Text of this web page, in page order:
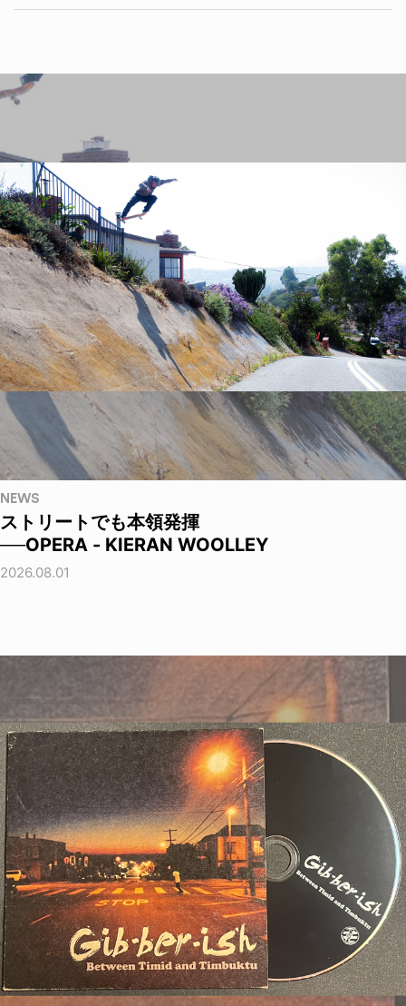
NEWS
ストリートでも本領発揮
──OPERA - KIERAN WOOLLEY
2026.08.01